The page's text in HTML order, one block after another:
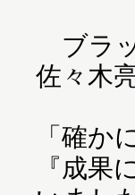
ブラ
佐々木
「確か
『成果